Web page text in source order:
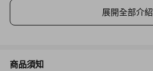
展開全部介紹
商品須知